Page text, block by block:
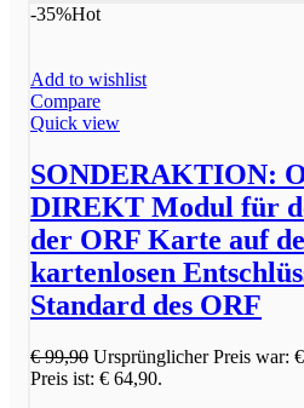
-35%Hot
Add to wishlist
Compare
Quick view
SONDERAKTION:
DIREKT Modul für
der ORF Karte auf
kartenlosen
Standard des ORF
€99,90 Ursprünglicher Preis war:
Preis ist: € 64,90.